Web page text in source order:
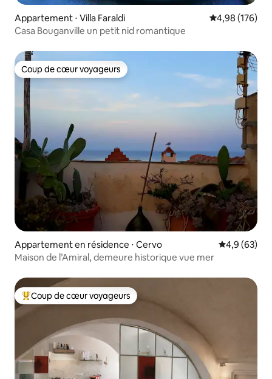
Appartement ⋅ Villa Faraldi Évaluation
4,98 (176)
Casa Bouganville un petit nid romantique
Coup de cœur voyageurs
Coup de cœur voyageurs
Appartement en résidence ⋅ Cervo Évaluation
4,9 (63)
Maison de l’Amiral, demeure historique vue mer
Coups de cœur voyageurs les plus appréciés
Coup de cœur voyageurs